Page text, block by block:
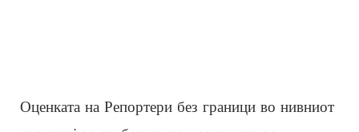
Оценката на Репортери без граници во нивниот